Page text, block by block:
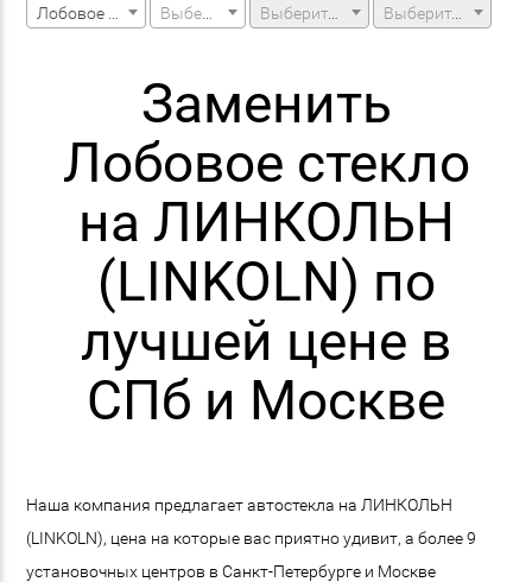
Выберите модель машины Выберите модификацию
Заменить
Лобовое стекло
на ЛИНКОЛЬН
(LINKOLN) по
лучшей цене в
СПб и Москве
Наша компания предлагает автостекла на ЛИНКОЛЬН
(LINKOLN), цена на которые вас приятно удивит, а более 9
установочных центров в Санкт-Петербурге и Москве